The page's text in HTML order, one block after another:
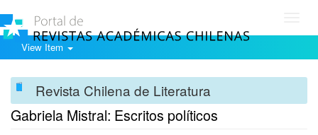
View Item
Revista Chilena de Literatura
Gabriela Mistral: Escritos políticos